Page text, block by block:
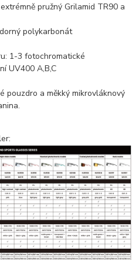
pružný Grilamid TR90 a
polykarbonát
1-3 fotochromatické
UV400 A,B,C
pouzdro a měkký mikrovláknový